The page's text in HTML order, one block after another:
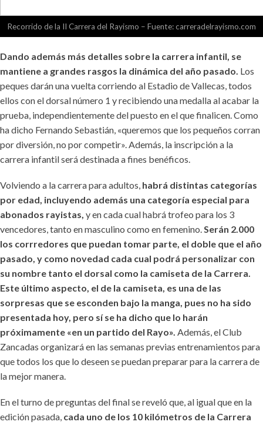
Recorrido de la II Carrera del Rayismo – Fuente: carreradelrayismo.com
Dando además más detalles sobre la carrera infantil, se
mantiene a grandes rasgos la dinámica del año pasado. Los
peques darán una vuelta corriendo al Estadio de Vallecas, todos
ellos con el dorsal número 1 y recibiendo una medalla al acabar la
prueba, independientemente del puesto en el que finalicen. Como
ha dicho Fernando Sebastián, «queremos que los pequeños corran
por diversión, no por competir». Además, la inscripción a la
carrera infantil será destinada a fines benéficos.
Volviendo a la carrera para adultos, habrá distintas categorías
por edad, incluyendo además una categoría especial para
abonados rayistas, y en cada cual habrá trofeo para los 3
vencedores, tanto en masculino como en femenino.Serán 2.000
los corrredores que puedan tomar parte, el doble que el año
pasado, y como novedad cada cual podrá personalizar con
su nombre tanto el dorsal como la camiseta de la Carrera.
Este último aspecto, el de la camiseta, es una de las
sorpresas que se esconden bajo la manga, pues no ha sido
presentada hoy, pero sí se ha dicho que lo harán
próximamente «en un partido del Rayo». Además, el Club
Zancadas organizará en las semanas previas entrenamientos para
que todos los que lo deseen se puedan preparar para la carrera de
la mejor manera.
En el turno de preguntas del final se reveló que, al igual que en la
edición pasada, cada uno de los 10 kilómetros de la Carrera